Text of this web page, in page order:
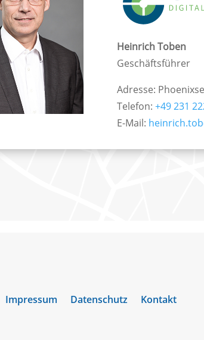
Heinrich Toben
Geschäftsführer
Adresse:
Telefon:+49 231
E-Mail:
Impressum Datenschutz Kontakt